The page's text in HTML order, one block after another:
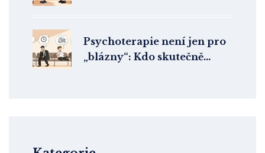
Psychoterapie není jen pro
„blázny“: Kdo skutečně